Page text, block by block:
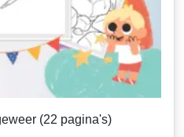
(22 pagina's)